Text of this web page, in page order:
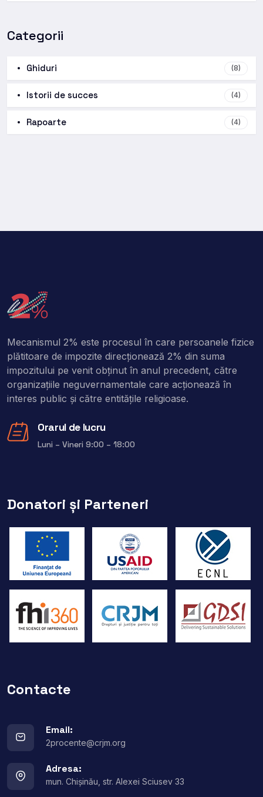
Categorii
Ghiduri (8)
Istorii de succes (4)
Rapoarte (4)
Mecanismul 2% este procesul în care persoanele fizice
plătitoare de impozite direcţionează 2% din suma
impozitului pe venit obţinut în anul precedent, către
organizaţiile neguvernamentale care acţionează în
interes public şi către entitățile religioase.
Orarul de lucru
Luni – Vineri 9:00 – 18:00
Donatori și Parteneri
Contacte
Email:
2procente@crjm.org
Adresa:
mun. Chișinău, str. Alexei Sciusev 33